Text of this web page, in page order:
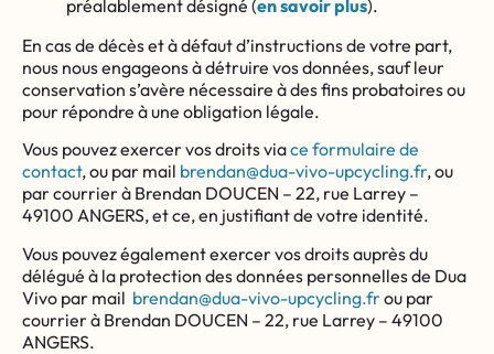
préalablement désigné (en savoir plus).
En cas de décès et à défaut d’instructions de votre part,
nous nous engageons à détruire vos données, sauf leur
conservation s’avère nécessaire à des fins probatoires ou
pour répondre à une obligation légale.
Vous pouvez exercer vos droits viace formulaire de
contact, ou par mail brendan@dua-vivo-upcycling.fr, ou
par courrier à Brendan DOUCEN – 22, rue Larrey –
49100 ANGERS, et ce, en justifiant de votre identité.
Vous pouvez également exercer vos droits auprès du
délégué à la protection des données personnelles de Dua
Vivo par mail brendan@dua-vivo-upcycling.frou par
courrier à Brendan DOUCEN – 22, rue Larrey – 49100
ANGERS.